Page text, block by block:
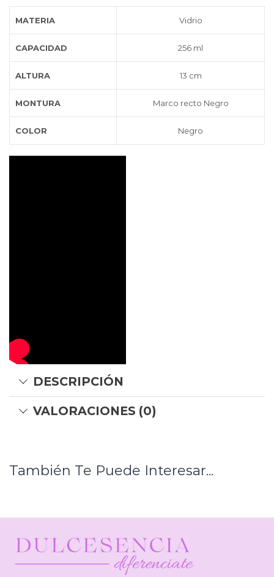
MATERIA Vidrio
CAPACIDAD 256 ml
ALTURA 13 cm
MONTURA Marco recto Negro
COLOR Negro
DESCRIPCIÓN
VALORACIONES (0)
También Te Puede Interesar...